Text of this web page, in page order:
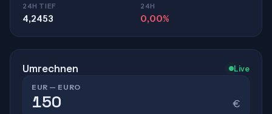
24H TIEF
4,2453
24H
0,00%
Umrechnen Live
EUR — EURO
€